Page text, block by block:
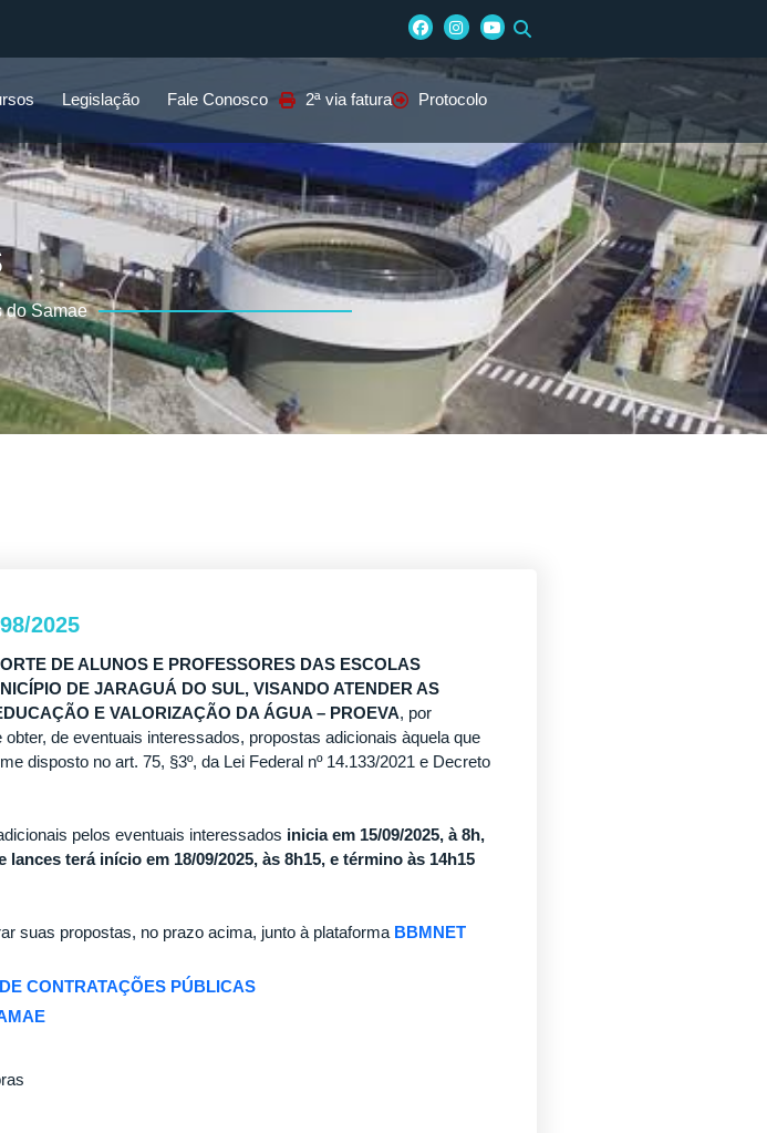
Legislação Fale Conosco 2ª via fatura Protocolo
do Samae
2025
DE ALUNOS E PROFESSORES DAS ESCOLAS
DE JARAGUÁ DO SUL, VISANDO ATENDER AS
E VALORIZAÇÃO DA ÁGUA – PROEVA, por
de eventuais interessados, propostas adicionais àquela que
disposto no art. 75, §3º, da Lei Federal nº 14.133/2021 e Decreto
pelos eventuais interessados inicia em 15/09/2025, à 8h,
lances terá início em 18/09/2025, às 8h15, e término às 14h15
suas propostas, no prazo acima, junto à plataforma BBMNET
CONTRATAÇÕES PÚBLICAS